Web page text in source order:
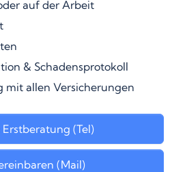
auf der Arbeit
& Schadensprotokoll
mit allen Versicherungen
Erstberatung (Tel)
(Mail)